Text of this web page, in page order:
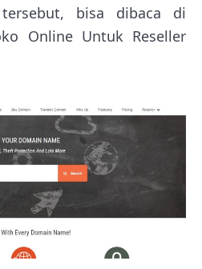
bisa dibaca di
Online Untuk Reseller